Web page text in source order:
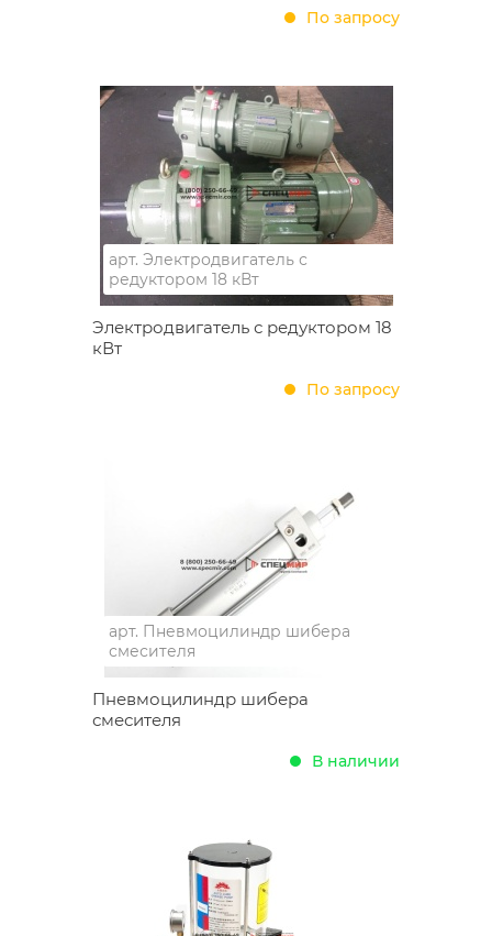
По запросу
арт. Электродвигатель с
редуктором 18 кВт
Электродвигатель с редуктором 18
кВт
По запросу
арт. Пневмоцилиндр шибера
смесителя
Пневмоцилиндр шибера
смесителя
В наличии